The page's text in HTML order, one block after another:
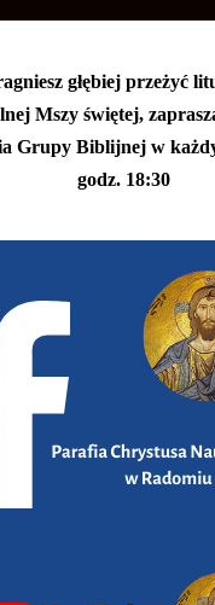
głębiej przeżyć
Mszy świętej,
Grupy Biblijnej w
godz. 18:30